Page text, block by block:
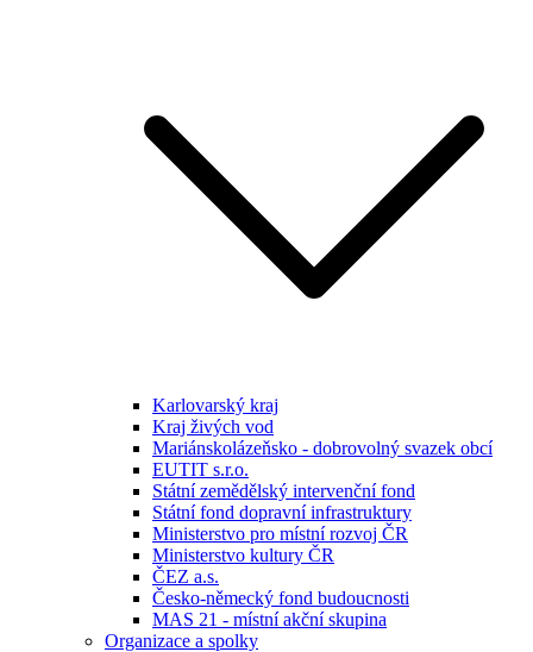
Karlovarský kraj
Kraj živých vod
Mariánskolázeňsko - dobrovolný svazek obcí
EUTIT s.r.o.
Státní zemědělský intervenční fond
Státní fond dopravní infrastruktury
Ministerstvo pro místní rozvoj ČR
Ministerstvo kultury ČR
ČEZ a.s.
Česko-německý fond budoucnosti
MAS 21 - místní akční skupina
Organizace a spolky